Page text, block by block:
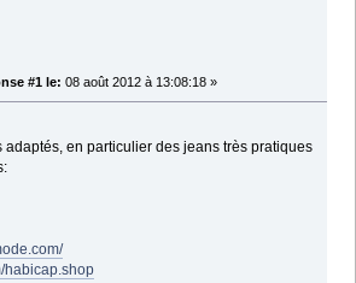
#1 le: 08 août 2012 à 13:08:18 »
adaptés, en particulier des jeans très pratiques
habicap.shop